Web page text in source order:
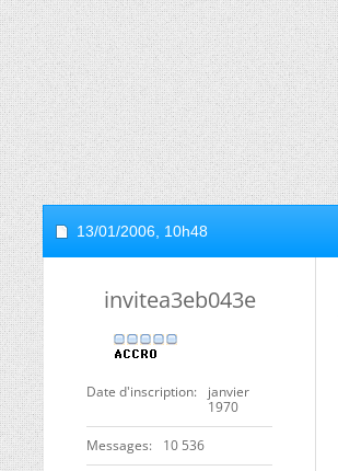
13/01/2006, 10h48
invitea3eb043e
Date d'inscription
janvier
1970
Messages 10 536